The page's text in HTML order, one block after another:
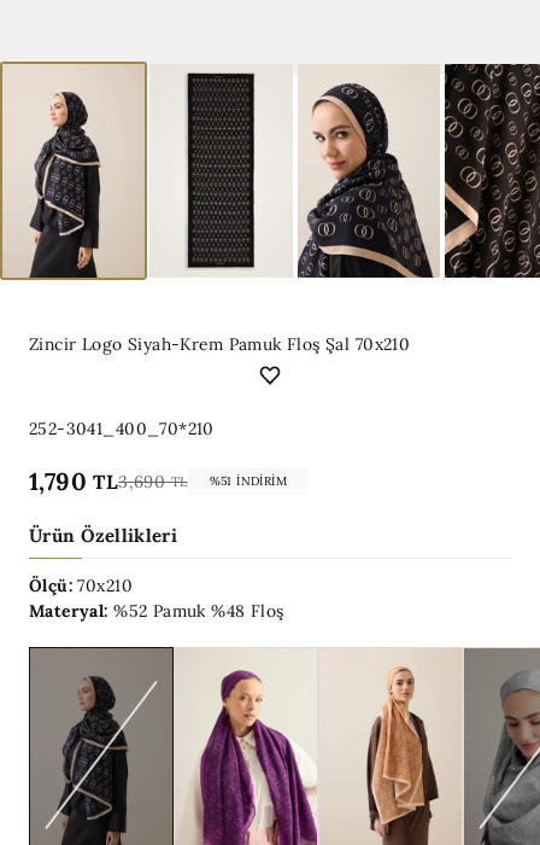
Zincir Logo Siyah-Krem Pamuk Floş Şal 70x210
252-3041_400_70*210
1,790TL3,690TL %51 İNDIRIM
Ürün Özellikleri
Ölçü: 70x210
Materyal: %52 Pamuk %48 Floş